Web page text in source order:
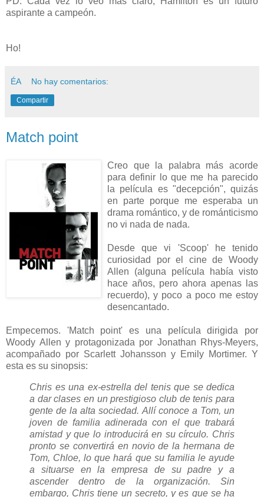
aspirante a campeón.
Ho!
ÉA No hay comentarios:
Compartir
Match point
Creo que la palabra más acorde
para definir lo que me ha parecido
la película es "decepción", quizás
en parte porque me esperaba un
drama romántico, y de románticismo
no vi nada de nada.
Desde que vi 'Scoop' he tenido
curiosidad por el cine de Woody
Allen (alguna película había visto
hace años, pero ahora apenas las
recuerdo), y poco a poco me estoy
desencantado.
Empecemos. 'Match point' es una película dirigida por
Woody Allen y protagonizada por Jonathan Rhys-Meyers,
acompañado por Scarlett Johansson y Emily Mortimer. Y
esta es su sinopsis:
Chris es una ex-estrella del tenis que se dedica
a dar clases en un prestigioso club de tenis para
gente de la alta sociedad. Allí conoce a Tom, un
joven de familia adinerada con el que trabará
amistad y que lo introducirá en su círculo. Chris
pronto se convertirá en novio de la hermana de
Tom, Chloe, lo que hará que su familia le ayude
a situarse en la empresa de su padre y a
ascender dentro de la organización. Sin
embargo, Chris tiene un secreto, y es que se ha